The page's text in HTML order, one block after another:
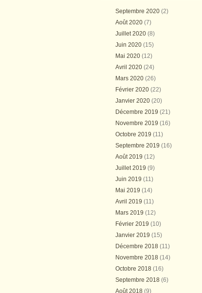
Septembre 2020 (2)
Août 2020 (7)
Juillet 2020 (8)
Juin 2020 (15)
Mai 2020 (12)
Avril 2020 (24)
Mars 2020 (26)
Février 2020 (22)
Janvier 2020 (20)
Décembre 2019 (21)
Novembre 2019 (16)
Octobre 2019 (11)
Septembre 2019 (16)
Août 2019 (12)
Juillet 2019 (9)
Juin 2019 (11)
Mai 2019 (14)
Avril 2019 (11)
Mars 2019 (12)
Février 2019 (10)
Janvier 2019 (15)
Décembre 2018 (11)
Novembre 2018 (14)
Octobre 2018 (16)
Septembre 2018 (6)
Août 2018 (9)